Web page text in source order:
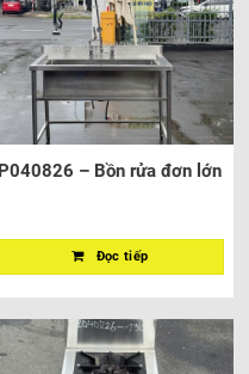
P040826 – Bồn rửa đơn lớn
Đọc tiếp